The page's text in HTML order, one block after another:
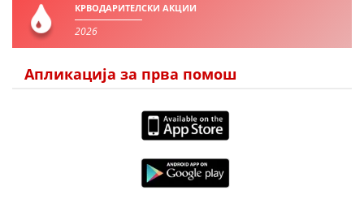
КРВОДАРИТЕЛСКИ АКЦИИ
2026
Апликација за прва помош